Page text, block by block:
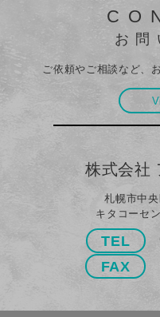
お問
ご依頼やご相談など、
株式会社
札幌市中
キタコーセ
TEL
FAX